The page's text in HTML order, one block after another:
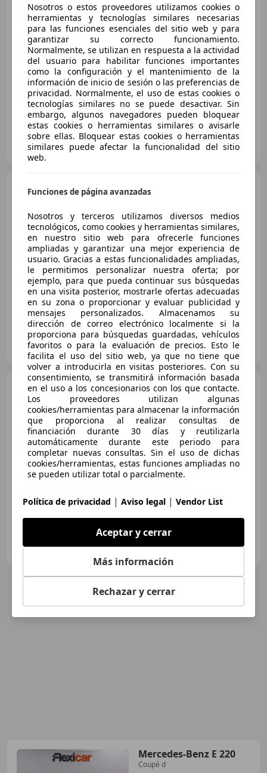
€ 39.990
Sin comparación
01/2022 96.000 km Diésel 142 kW (193 CV)
GRUPO AUTOMOTIVE
ES-41710 utrera
Mercedes-Benz E 220
Coupé d
€ 43.790
Preciojusto
06/2022 68.000 km Diésel 143 kW (194 CV)
CARPLUS PARLA
ES-28981 PARLA
Mercedes-Benz E 220
Coupé d
€ 32.390
Buen
precio
01/2022 Diésel
ES-33010 OVIEDO
Mercedes-Benz E 220
Coupé d
Nosotros o estos proveedores utilizamos cookies o
herramientas y tecnologías similares necesarias
para las funciones esenciales del sitio web y para
garantizar su correcto funcionamiento.
Normalmente, se utilizan en respuesta a la actividad
del usuario para habilitar funciones importantes
como la configuración y el mantenimiento de la
información de inicio de sesión o las preferencias de
privacidad. Normalmente, el uso de estas cookies o
tecnologías similares no se puede desactivar. Sin
embargo, algunos navegadores pueden bloquear
estas cookies o herramientas similares o avisarle
sobre ellas. Bloquear estas cookies o herramientas
similares puede afectar la funcionalidad del sitio
web.
Funciones de página avanzadas
Nosotros y terceros utilizamos diversos medios
tecnológicos, como cookies y herramientas similares,
en nuestro sitio web para ofrecerle funciones
ampliadas y garantizar una mejor experiencia de
usuario. Gracias a estas funcionalidades ampliadas,
le permitimos personalizar nuestra oferta; por
ejemplo, para que pueda continuar sus búsquedas
en una visita posterior, mostrarle ofertas adecuadas
en su zona o proporcionar y evaluar publicidad y
mensajes personalizados. Almacenamos su
dirección de correo electrónico localmente si la
proporciona para búsquedas guardadas, vehículos
favoritos o para la evaluación de precios. Esto le
facilita el uso del sitio web, ya que no tiene que
volver a introducirla en visitas posteriores. Con su
consentimiento, se transmitirá información basada
en el uso a los concesionarios con los que contacte.
Los proveedores utilizan algunas
cookies/herramientas para almacenar la información
que proporciona al realizar consultas de
financiación durante 30 días y reutilizarla
automáticamente durante este periodo para
completar nuevas consultas. Sin el uso de dichas
cookies/herramientas, estas funciones ampliadas no
se pueden utilizar total o parcialmente.
Política de privacidad | Aviso legal | Vendor List
Aceptar y cerrar
Más información
Rechazar y cerrar